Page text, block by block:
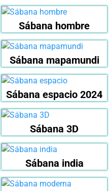
Sábana hombre
Sábana mapamundi
Sábana espacio 2024
Sábana 3D
Sábana india